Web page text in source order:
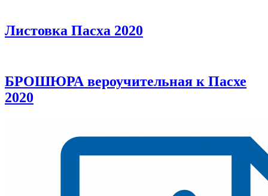
Листовка Пасха 2020
БРОШЮРА вероучительная к Пасхе
2020